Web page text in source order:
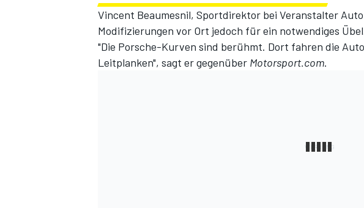
Vincent Beaumesnil, Sportdirektor bei Veranstalter
Modifizierungen vor Ort jedoch für ein notwendiges
"Die Porsche-Kurven sind berühmt. Dort fahren die
Leitplanken", sagt er gegenüber Motorsport.com.